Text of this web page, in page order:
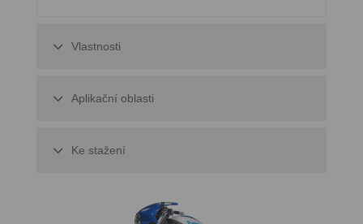
Vlastnosti
Aplikační oblasti
Ke stažení